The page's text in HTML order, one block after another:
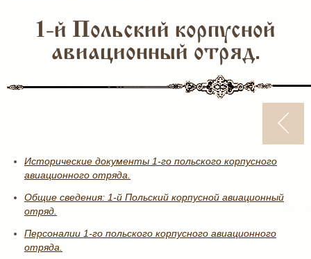
1-й Польский корпусной
авиационный отряд.
Исторические документы 1-го польского корпусного
авиационного отряда.
Общие сведения: 1-й Польский корпусной авиационный
отряд.
Персоналии 1-го польского корпусного авиационного
отряда.